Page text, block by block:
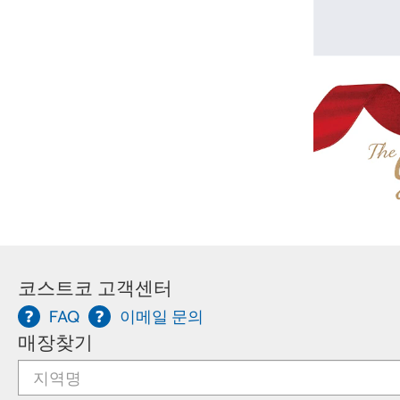
코스트코 고객센터
FAQ 이메일 문의
매장찾기